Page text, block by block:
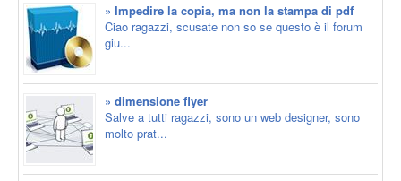
» Impedire la copia, ma non la stampa di pdf
Ciao ragazzi, scusate non so se questo è il forum
giu...
» dimensione flyer
Salve a tutti ragazzi, sono un web designer, sono
molto prat...